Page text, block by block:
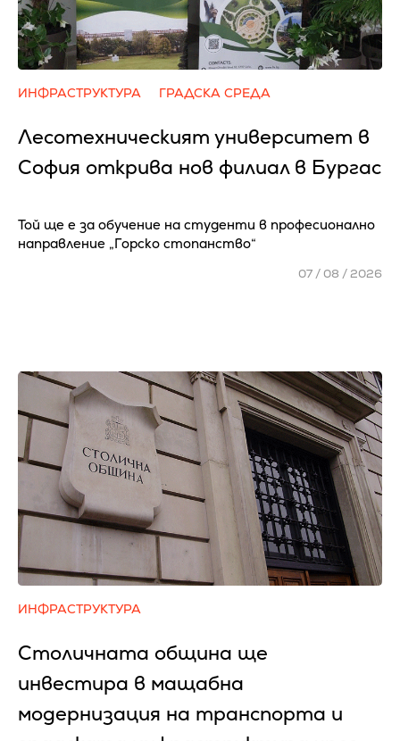
ИНФРАСТРУКТУРА ГРАДСКА СРЕДА
Лесотехническият университет в
София открива нов филиал в Бургас
Той ще е за обучение на студенти в професионално
направление „Горско стопанство“
07 / 08 / 2026
ИНФРАСТРУКТУРА
Столичната община ще
инвестира в мащабна
модернизация на транспорта и